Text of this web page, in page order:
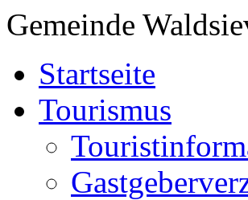
Gemeinde
Startseite
Tourismus